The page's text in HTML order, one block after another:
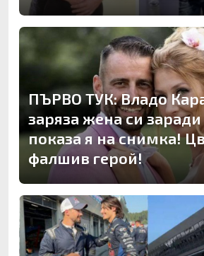
ПЪРВО ТУК: Владо
заряза жена си заради
показа я на снимка!
фалшив герой!